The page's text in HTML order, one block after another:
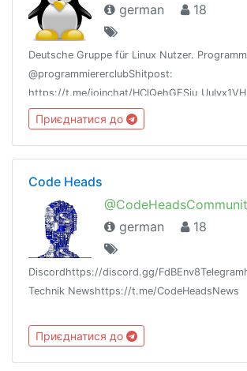
german
18
Deutsche Gruppe für Linux Nutzer.
@programmiererclubShitpost:
https://t.me/joinchat/
Приєднатися до
Code Heads
german
18
iscordhttps://discord.gg/
Technik Newshttps://t.me/CodeHeadsNews
Приєднатися до